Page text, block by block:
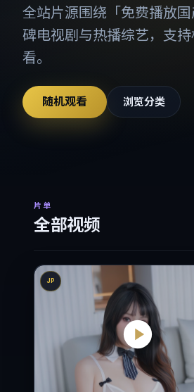
全站片源围绕「免费播放
碑电视剧与热播综艺，支
看。
随机观看 浏览分类
片单
全部视频
JP